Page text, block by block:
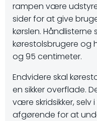
rampen være
sider for at give
kørslen.
kørestolsbrugere og
og 95 centimeter.
Endvidere skal
en sikker overflade.
være skridsikker, selv
afgørende for at